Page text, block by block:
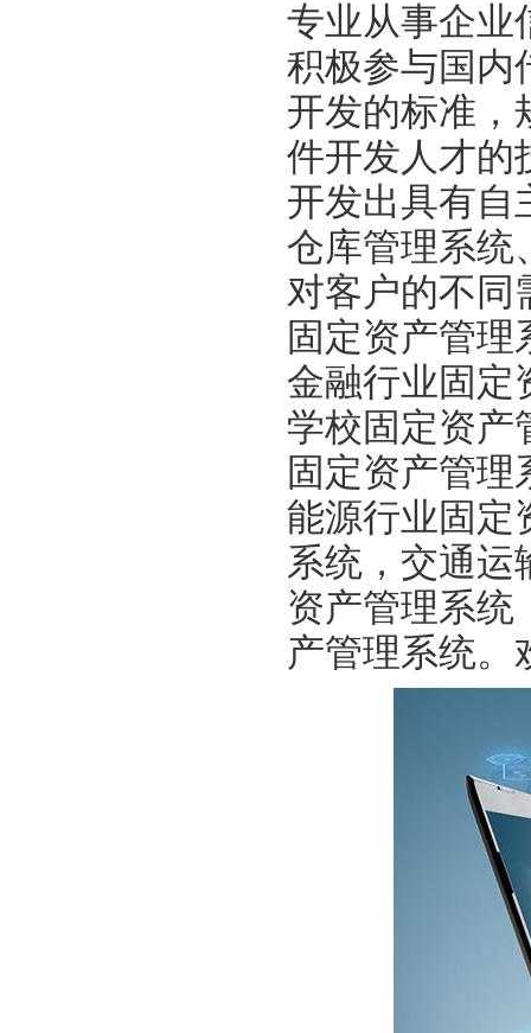
专业从事企业
积极参与国内
开发的标准，
件开发人才的
开发出具有自
仓库管理系统
对客户的不同
固定资产管
金融行业固定
学校固定资产
固定资产管
能源行业固定
系统，交通运
资产管理系统
产管理系统。